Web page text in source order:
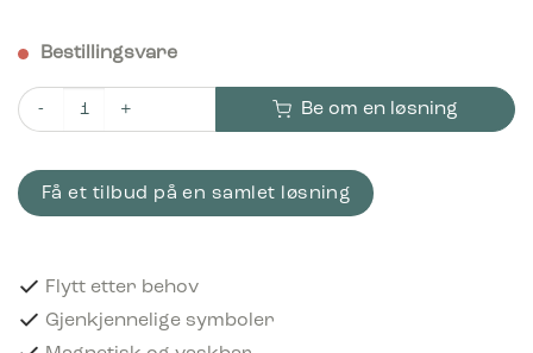
Bestillingsvare
Piktogram Mat- og drikkekartonger 12x12 cm Magnetic Svart
Be om en løsning
Få et tilbud på en samlet løsning
Flytt etter behov
Gjenkjennelige symboler